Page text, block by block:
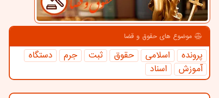
موضوع های حقوق و قضا
پرونده اسلامی حقوق ثبت جرم
دستگاه
آموزش
اسناد